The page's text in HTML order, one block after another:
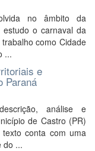
no âmbito da
o carnaval da
como Cidade
...
e
Paraná
análise e
de Castro (PR)
conta com uma
do ...